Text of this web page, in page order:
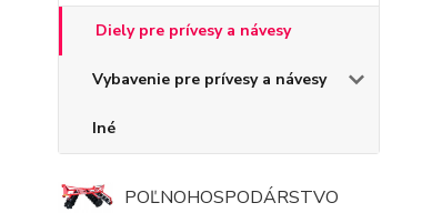
Diely pre prívesy a návesy
Vybavenie pre prívesy a návesy
Iné
POĽNOHOSPODÁRSTVO